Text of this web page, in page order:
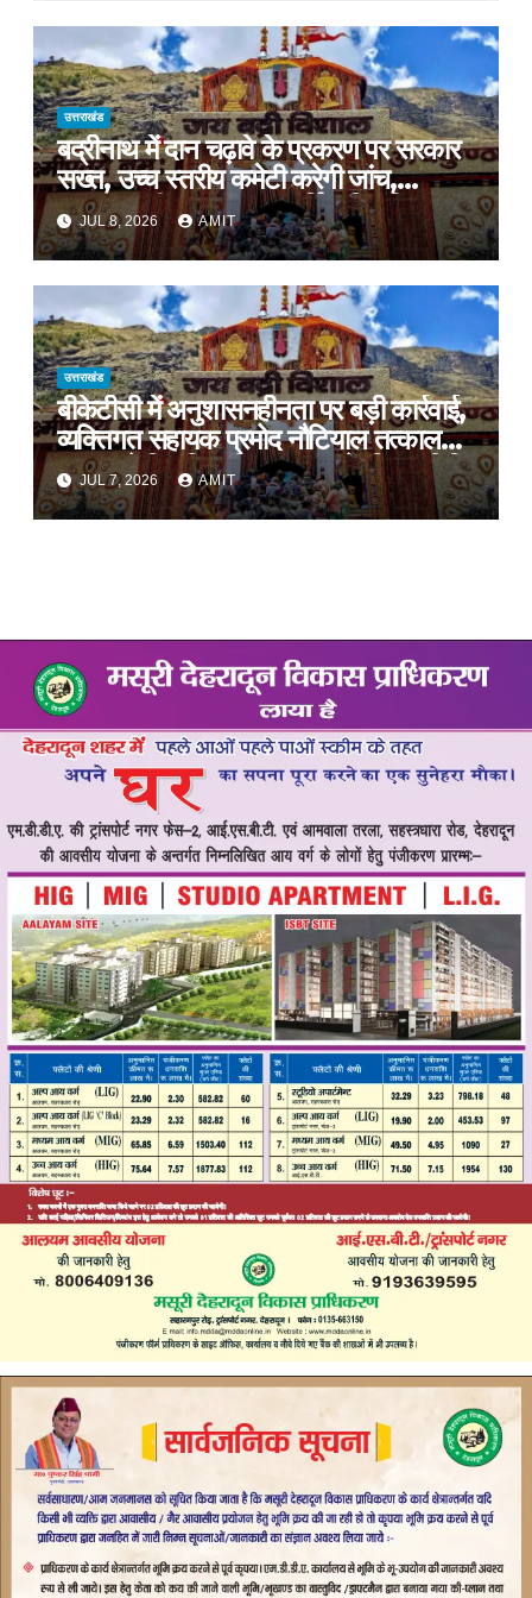
समर्थन
उत्तराखंड
बद्रीनाथ में दान चढ़ावे के प्रकरण पर सरकार
सख्त, उच्च स्तरीय कमेटी करेगी जांच,
अनुशासनहीनता पर एक कार्मिक निलंबित
JUL 8, 2026 AMIT
उत्तराखंड
बीकेटीसी में अनुशासनहीनता पर बड़ी कार्रवाई,
व्यक्तिगत सहायक प्रमोद नौटियाल तत्काल
प्रभाव से निलंबित, निष्पक्ष जांच के लिए समिति
गठित
JUL 7, 2026 AMIT